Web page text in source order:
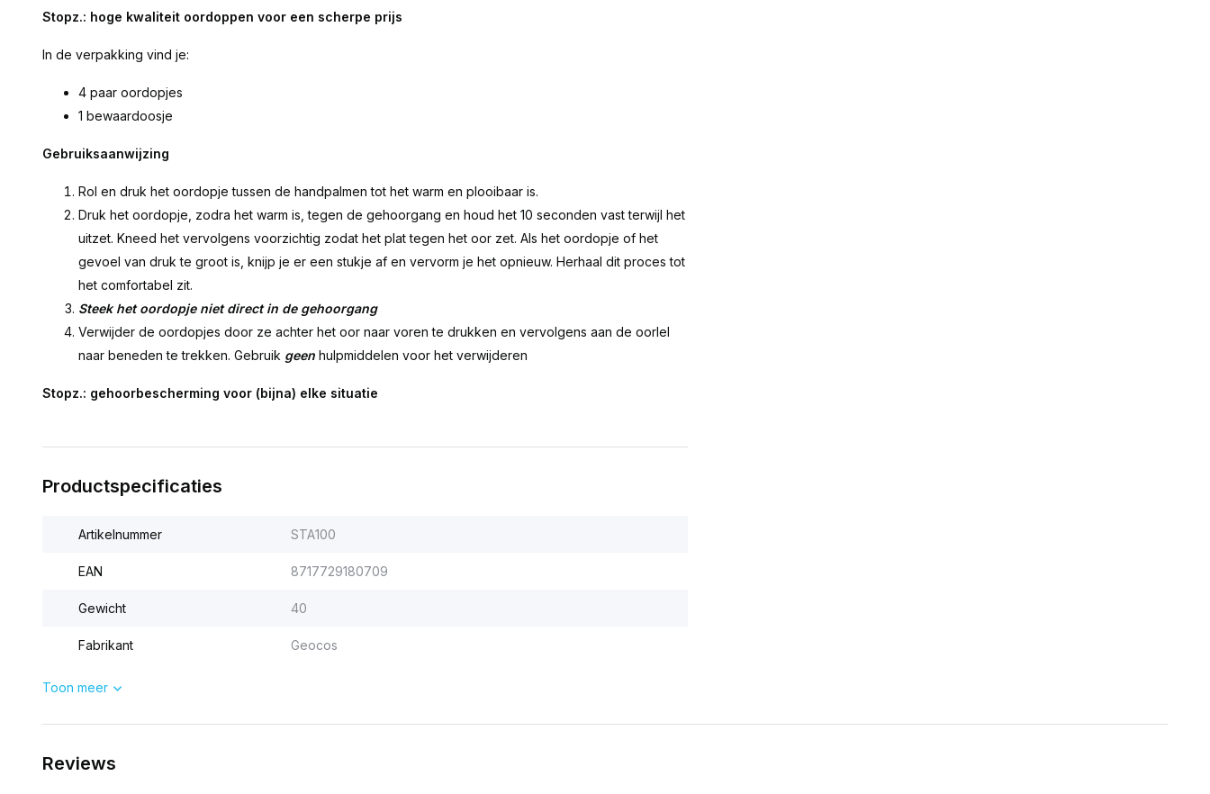
Stopz.: hoge kwaliteit oordoppen voor een scherpe prijs
In de verpakking vind je:
4 paar oordopjes
1 bewaardoosje
Gebruiksaanwijzing
Rol en druk het oordopje tussen de handpalmen tot het warm en plooibaar is.
Druk het oordopje, zodra het warm is, tegen de gehoorgang en houd het 10 seconden vast terwijl het
uitzet. Kneed het vervolgens voorzichtig zodat het plat tegen het oor zet. Als het oordopje of het
gevoel van druk te groot is, knijp je er een stukje af en vervorm je het opnieuw. Herhaal dit proces tot
het comfortabel zit.
Steek het oordopje niet direct in de gehoorgang
Verwijder de oordopjes door ze achter het oor naar voren te drukken en vervolgens aan de oorlel
naar beneden te trekken. Gebruik geen hulpmiddelen voor het verwijderen
Stopz.: gehoorbescherming voor (bijna) elke situatie
Productspecificaties
Artikelnummer STA100
EAN 8717729180709
Gewicht 40
Fabrikant Geocos
Toon meer
Reviews